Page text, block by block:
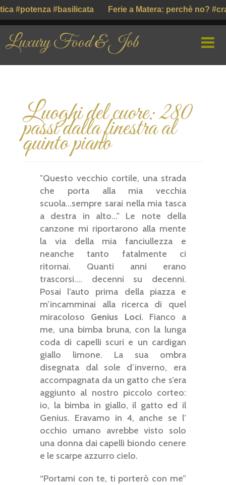
#basilicata Ferie a Matera: perchè no? #craco
Luxury Food & Job
CHI SIAMO
PROFILE COMPANY
PARLIAMO DI
GUSTO ITALIANO ( ІТАЛІЙСЬКИЙ СМАК )
Luoghi del cuore: 280
passi dalla finestra al
quinto piano
"Questo vecchio cortile, una strada
che porta alla mia vecchia
scuola...sempre sarai nella mia tasca
a destra in alto..." Le note della
canzone mi riportarono alla mente
la via della mia fanciullezza e
neanche tanto fatalmente ci
ritornai. Quanti anni erano
trascorsi.... decenni su decenni.
Posai l’auto prima della piazza e
m’incamminai alla ricerca di quel
miracoloso Genius Loci. Fianco a
me, una bimba bruna, con la lunga
coda di capelli scuri e un cardigan
giallo limone. La sua ombra
disegnata dal sole d’inverno, era
accompagnata da un gatto che s’era
aggiunto al nostro piccolo corteo:
io, la bimba in giallo, il gatto ed il
Genius. Eravamo in 4, anche se l’
occhio umano avrebbe visto solo
una donna dai capelli biondo cenere
e le scarpe azzurro cielo.
“Portami con te, ti porterò con me”